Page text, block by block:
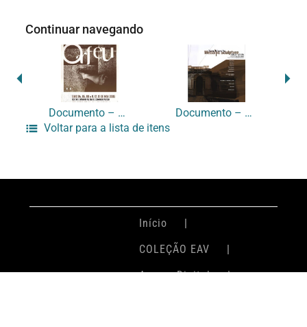
Continuar navegando
Documento – RR-0157
Documento – RR-0159
Voltar para a lista de itens
Início
COLEÇÃO EAV
Acervo Digital